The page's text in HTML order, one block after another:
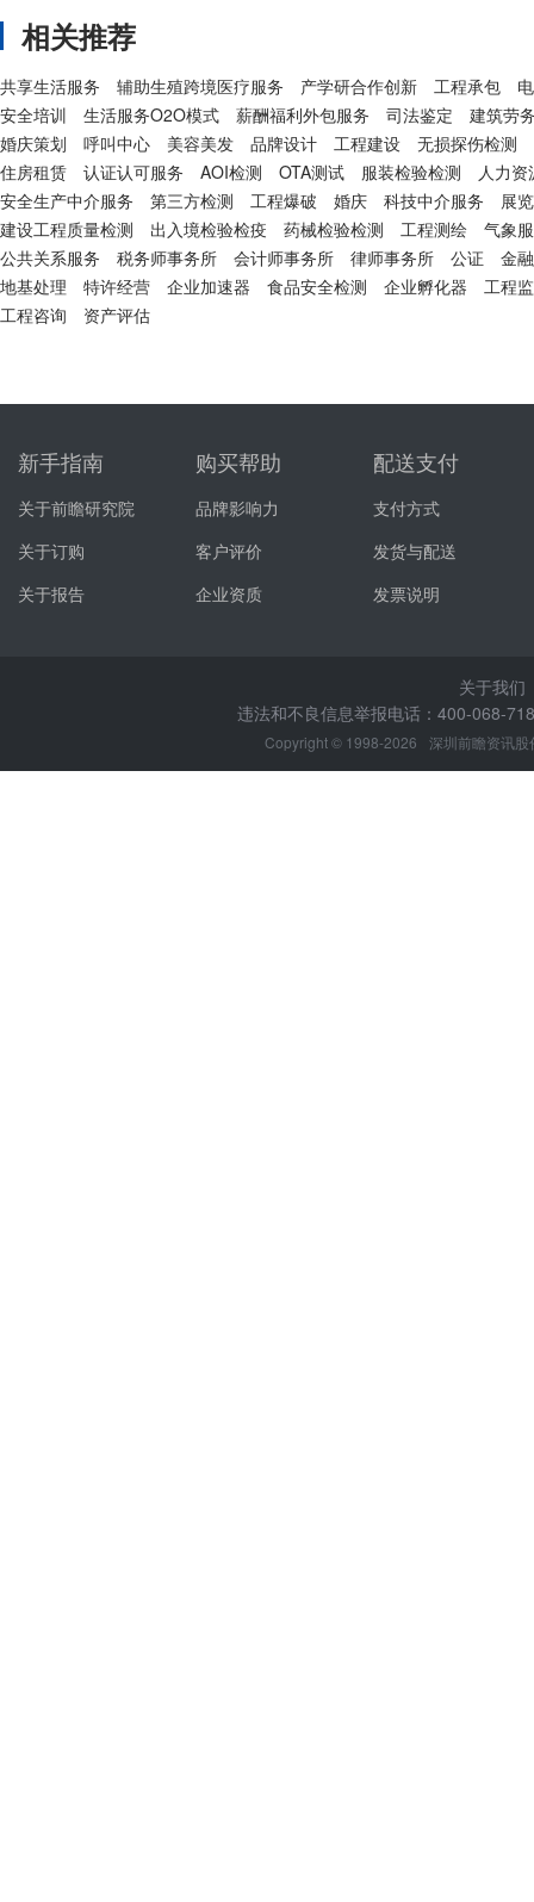
相关推荐
共享生活服务 辅助生殖跨境医疗服务 产学研合作创新 工程承包
安全培训
生活服务O2O模式 薪酬福利外包服务 司法鉴定
建筑劳
婚庆策划
呼叫中心 美容美发 品牌设计 工程建设
无损探伤检测
住房租赁
认证认可服务 AOI检测 OTA测试 服装检验检测
人力
安全生产中介服务
第三方检测 工程爆破 婚庆 科技中介服务
展
建设工程质量检测
出入境检验检疫 药械检验检测 工程测绘
气象
公共关系服务
税务师事务所 会计师事务所 律师事务所 公证
金
地基处理
特许经营 企业加速器 食品安全检测 企业孵化器
工程
工程咨询
资产评估
新手指南
关于前瞻研究院
关于订购
关于报告
购买帮助
品牌影响力
客户评价
企业资质
配送支付
支付方式
发货与配送
发票说明
关于我们
违法和不良信息举报电话：400-068-
Copyright © 1998-2026 深圳前瞻资讯股